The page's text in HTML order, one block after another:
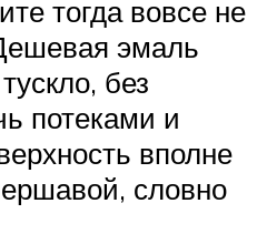
тогда вовсе не
эмаль
без
потеками и
вполне
словно